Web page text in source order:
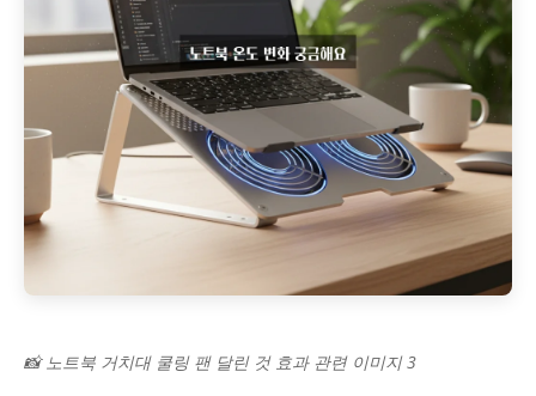
📸 노트북 거치대 쿨링 팬 달린 것 효과 관련 이미지 3